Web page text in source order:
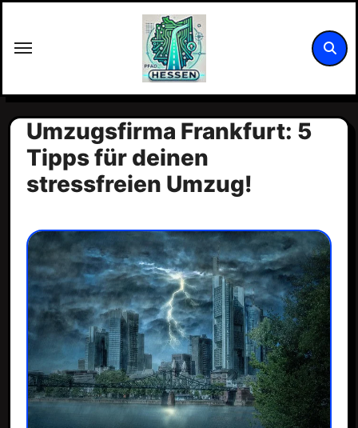
springen
Umzugsfirma Frankfurt: 5
Tipps für deinen
stressfreien Umzug!